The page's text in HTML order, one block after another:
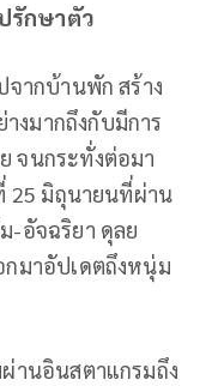
รักษาตัว
จากบ้านพัก สร้าง
งมากถึงกับมีการ
จนกระทั่งต่อมา
25 มิถุนายนที่ผ่าน
-อัจฉริยา ดุลย
มาอัปเดตถึงหนุ่ม
านอินสตาแกรมถึง